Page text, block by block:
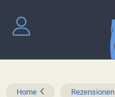
Home Rezensionen